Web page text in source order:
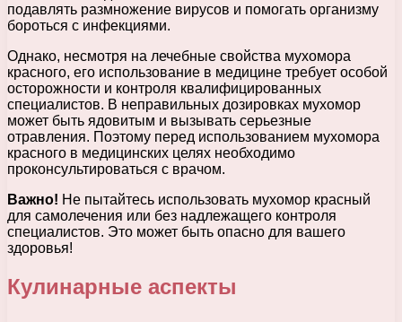
подавлять размножение вирусов и помогать организму
бороться с инфекциями.
Однако, несмотря на лечебные свойства мухомора
красного, его использование в медицине требует особой
осторожности и контроля квалифицированных
специалистов. В неправильных дозировках мухомор
может быть ядовитым и вызывать серьезные
отравления. Поэтому перед использованием мухомора
красного в медицинских целях необходимо
проконсультироваться с врачом.
Важно! Не пытайтесь использовать мухомор красный
для самолечения или без надлежащего контроля
специалистов. Это может быть опасно для вашего
здоровья!
Кулинарные аспекты